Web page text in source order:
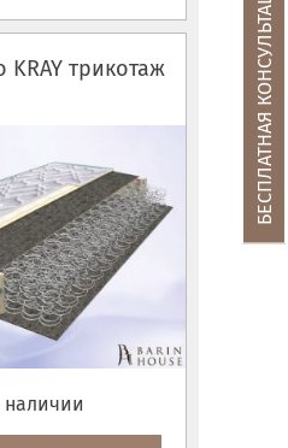
KRAY трикотаж
наличии
БЕСПЛАТНАЯ КОНСУЛЬТАЦИЯ